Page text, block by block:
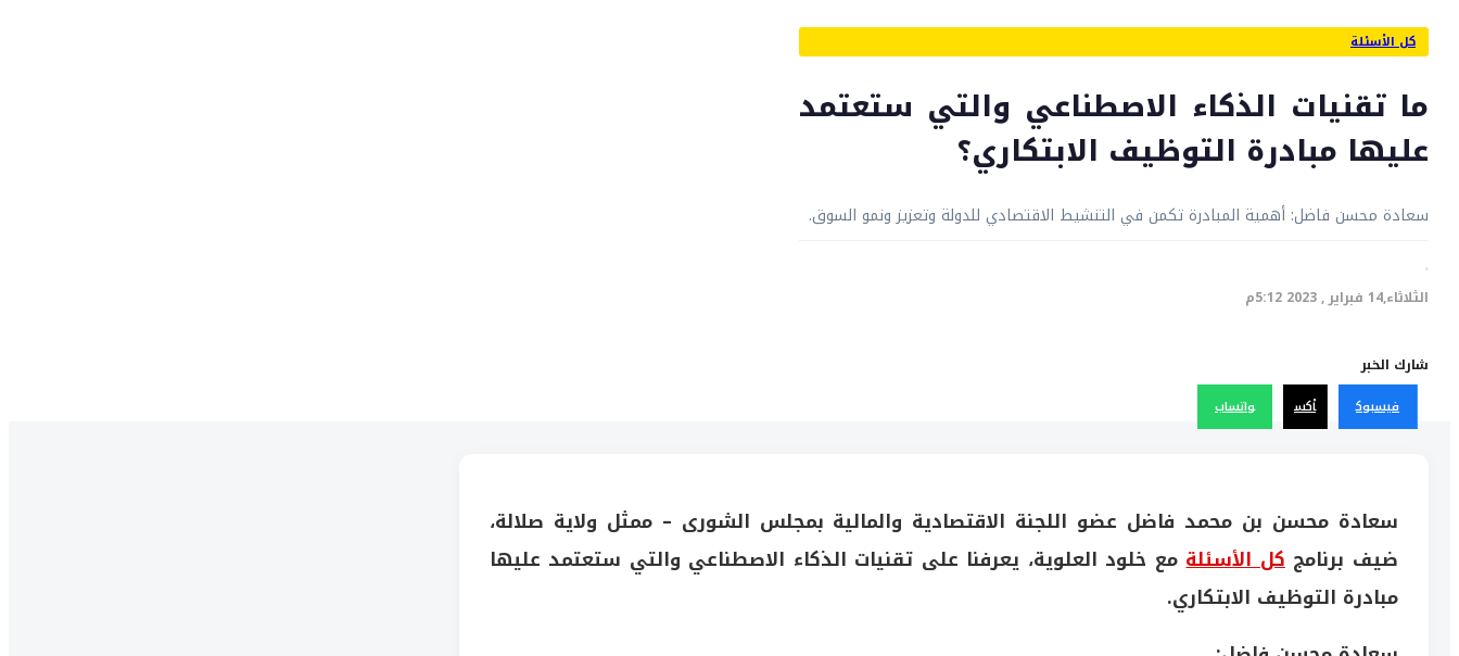
كل الأسئلة
ما تقنيات الذكاء الاصطناعي والتي ستعتمد
عليها مبادرة التوظيف الابتكاري؟
سعادة محسن فاضل: أهمية المبادرة تكمن في التنشيط الاقتصادي للدولة وتعزيز ونمو السوق.
·
الثلاثاء,14 فبراير , 2023 5:12م
شارك الخبر
فيسبوك أكس واتساب
سعادة محسن بن محمد فاضل عضو اللجنة الاقتصادية والمالية بمجلس الشورى – ممثل ولاية صلالة،
ضيف برنامجكل الأسئلةمع خلود العلوية، يعرفنا على تقنيات الذكاء الاصطناعي والتي ستعتمد عليها
مبادرة التوظيف الابتكاري.